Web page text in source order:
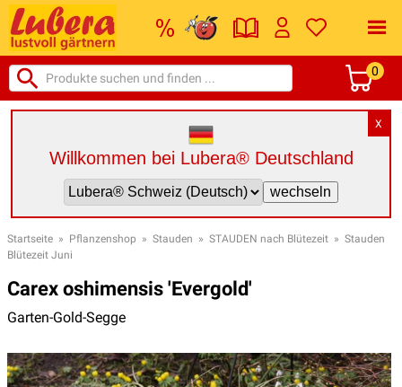
0
X
Willkommen bei Lubera® Deutschland
Startseite » Pflanzenshop » Stauden » STAUDEN nach Blütezeit » Stauden
Blütezeit Juni
Carex oshimensis 'Evergold'
Garten-Gold-Segge